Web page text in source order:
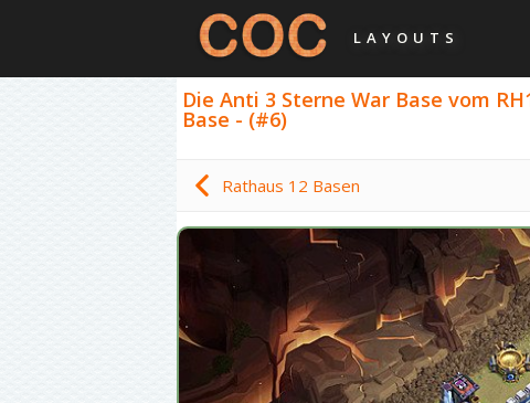
LAYOUTS
Die Anti 3 Sterne War Base vom
Base - (#6)
Rathaus 12 Basen